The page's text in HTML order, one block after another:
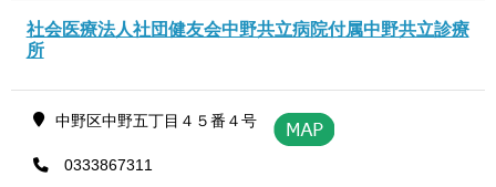
社会医療法人社団健友会中野共立病院付属中野共立診療
所
中野区中野五丁目４５番４号
0333867311